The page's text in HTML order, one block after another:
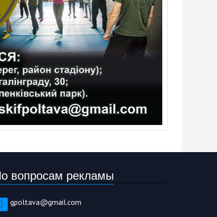
вопросам рекламы
gpoltava@gmail.com